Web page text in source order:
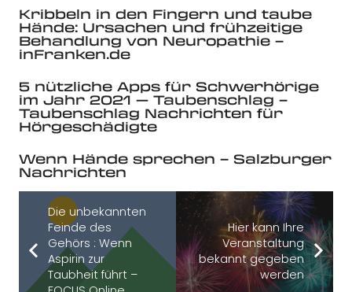
Kribbeln in den Fingern und taube
Hände: Ursachen und frühzeitige
Behandlung von Neuropathie –
inFranken.de
5 nützliche Apps für Schwerhörige
im Jahr 2021 — Taubenschlag –
Taubenschlag Nachrichten für
Hörgeschädigte
Wenn Hände sprechen – Salzburger
Nachrichten
Die unbekannten
Feinde des
Gehörs : Wenn
Aspirin zur
Taubheit führt –
Hier kann Ihre
Veranstaltung
bekannt gegeben
werden